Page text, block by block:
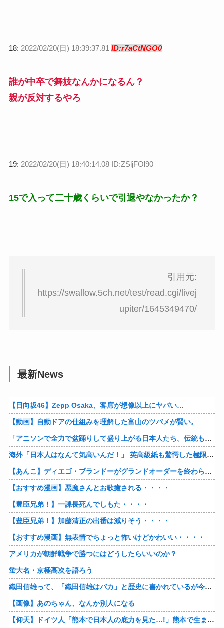
18: 2022/02/20(日) 18:39:37.81 ID:r7aCtNGO0
誰が中卒で舞妓なんかになるん？
親が反対するやろ
19: 2022/02/20(日) 18:40:14.08 ID:ZSljFOl90
15で入って二十歳くらいで引退やなかったか？
引用元:
https://swallow.5ch.net/test/read.cgi/livej
upiter/1645349470/
最新News
【日向坂46】Zepp Osaka、客席が想像以上にヤバい…
【動画】自動ドアの仕組みを理解した富山のツバメが賢い。
「アニソンで全力で盆踊りして盛り上がる日本人たち。伝統もオタクもこの熱量、素晴らしい」→女さんブチギレ「これを見て『日本の品格が落ちた』と思いま…
海外「日本人はなんて気高いんだ！」 英高級紙も驚愕した極限の中の日本人の姿に世界が衝撃
【あんこ】ディエゴ・ブランドーがグランドオーダーを終わらせるようです【FGO二部】 第１６６話
【おすすめ漫画】悪魔さんとお歌癒される・・・・
【豊臣兄弟！】一課長死んでしもた・・・・
【豊臣兄弟！】加藤清正の出番は減りそう・・・・
【おすすめ漫画】無表情でちょっと怖いけどかわいい・・・・
アメリカが朝鮮戦争で勝つにはどうしたらいいのか？
蛍大名・京極高次を語ろう
織田信雄って、「織田信雄はバカ」と歴史に書かれているが今まで家が残っているんでバカではないよな？
【画像】あのちゃん、なんか別人になる
【仰天】ドイツ人「熊本で日本人の底力を見た…!」熊本で生まれて初めて震度7の大地震を経験したドイツ人。直後、日本人たちの行動に衝撃を受けてしまう…